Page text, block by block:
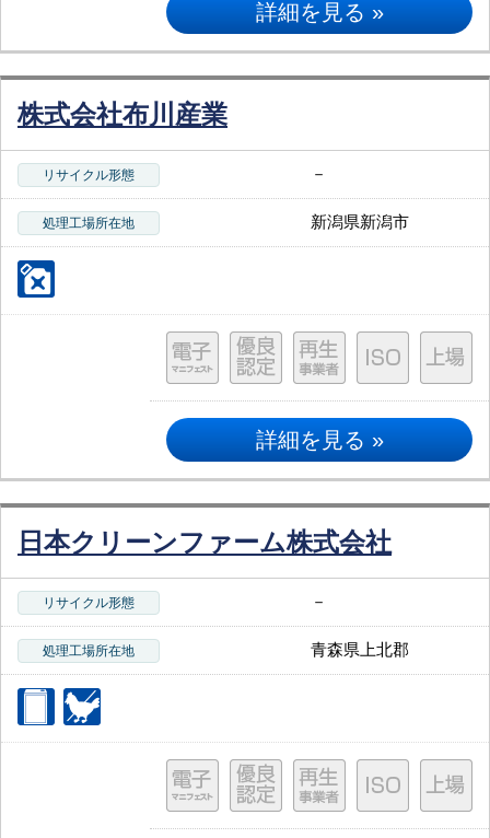
詳細を見る »
株式会社布川産業
リサイクル形態 －
処理工場所在地 新潟県新潟市
詳細を見る »
日本クリーンファーム株式会社
リサイクル形態 －
処理工場所在地 青森県上北郡